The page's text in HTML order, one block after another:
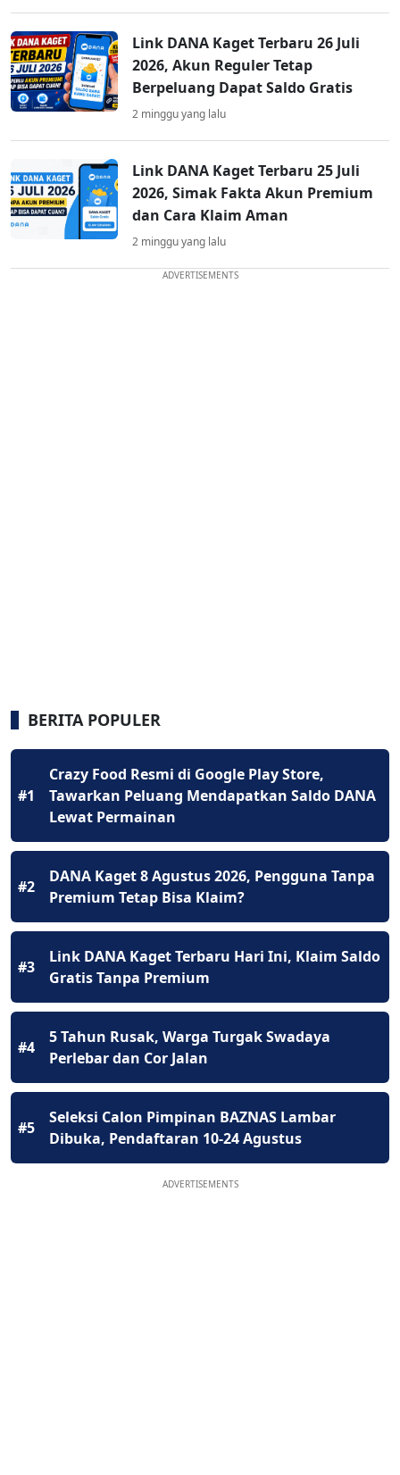
Link DANA Kaget Terbaru 26 Juli
2026, Akun Reguler Tetap
Berpeluang Dapat Saldo Gratis
2 minggu yang lalu
Link DANA Kaget Terbaru 25 Juli
2026, Simak Fakta Akun Premium
dan Cara Klaim Aman
2 minggu yang lalu
ADVERTISEMENTS
BERITA POPULER
#1
Crazy Food Resmi di Google Play Store,
Tawarkan Peluang Mendapatkan Saldo DANA
Lewat Permainan
#2
DANA Kaget 8 Agustus 2026, Pengguna Tanpa
Premium Tetap Bisa Klaim?
#3
Link DANA Kaget Terbaru Hari Ini, Klaim Saldo
Gratis Tanpa Premium
#4
5 Tahun Rusak, Warga Turgak Swadaya
Perlebar dan Cor Jalan
#5
Seleksi Calon Pimpinan BAZNAS Lambar
Dibuka, Pendaftaran 10-24 Agustus
ADVERTISEMENTS